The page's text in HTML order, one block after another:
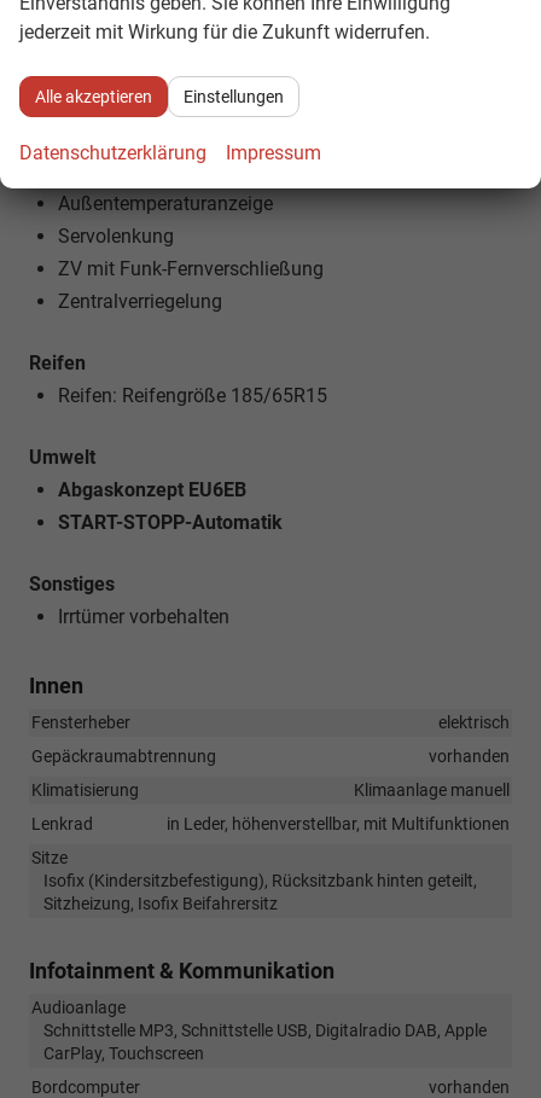
Leaving-Home-Funktion
NEBELSCHEINWERFER
Technik
Außentemperaturanzeige
Servolenkung
ZV mit Funk-Fernverschließung
Zentralverriegelung
Reifen
Reifen: Reifengröße 185/65R15
Umwelt
Abgaskonzept EU6EB
START-STOPP-Automatik
Sonstiges
Irrtümer vorbehalten
Innen
Fensterheber
elektrisch
Gepäckraumabtrennung
vorhanden
Klimatisierung
Klimaanlage manuell
Lenkrad
in Leder, höhenverstellbar, mit Multifunktionen
Sitze
Isofix (Kindersitzbefestigung), Rücksitzbank hinten geteilt,
Sitzheizung, Isofix Beifahrersitz
Infotainment & Kommunikation
Audioanlage
Schnittstelle MP3, Schnittstelle USB, Digitalradio DAB, Apple
CarPlay, Touchscreen
Bordcomputer
vorhanden
jederzeit mit Wirkung für die Zukunft widerrufen.
Alle akzeptieren Einstellungen
Datenschutzerklärung Impressum